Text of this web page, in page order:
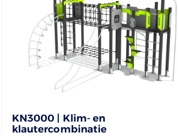
KN3000 | Klim- en
klautercombinatie